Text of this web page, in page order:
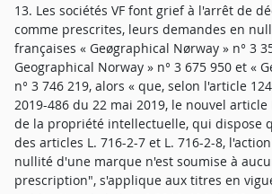
13. Les sociétés VF font grief à l'arrêt de
comme prescrites, leurs demandes en
françaises « Geøgraphical Nørway » n° 3
Geographical Norway » n° 3 675 950 et «
n° 3 746 219, alors « que, selon l'article
2019-486 du 22 mai 2019, le nouvel article
de la propriété intellectuelle, qui dispose
des articles L. 716-2-7 et L. 716-2-8,
nullité d'une marque n'est soumise à
prescription", s'applique aux titres en